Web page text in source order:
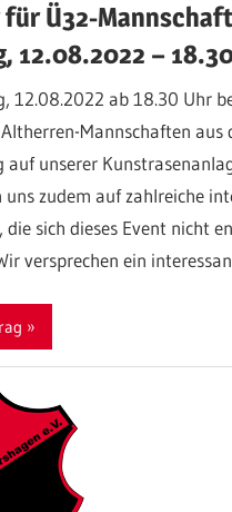
Ü32-
12.08.2022 –
12.08.2022 ab 18.30 Uhr
Mannschaften aus
auf unserer
uns zudem auf zahlreiche
die sich dieses Event nicht
versprechen ein